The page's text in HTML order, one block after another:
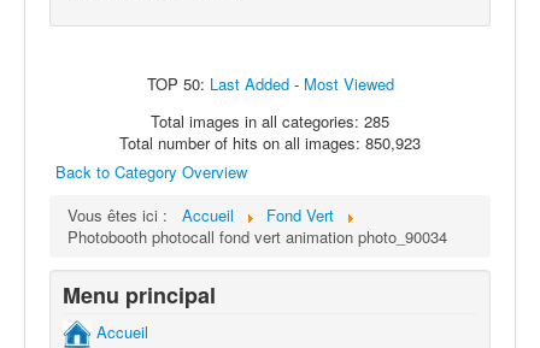
TOP 50: Last Added- Most Viewed
Total images in all categories: 285
Total number of hits on all images: 850,923
Back to Category Overview
Vous êtes ici :
Accueil
Fond Vert
Photobooth photocall fond vert animation photo_90034
Menu principal
Accueil